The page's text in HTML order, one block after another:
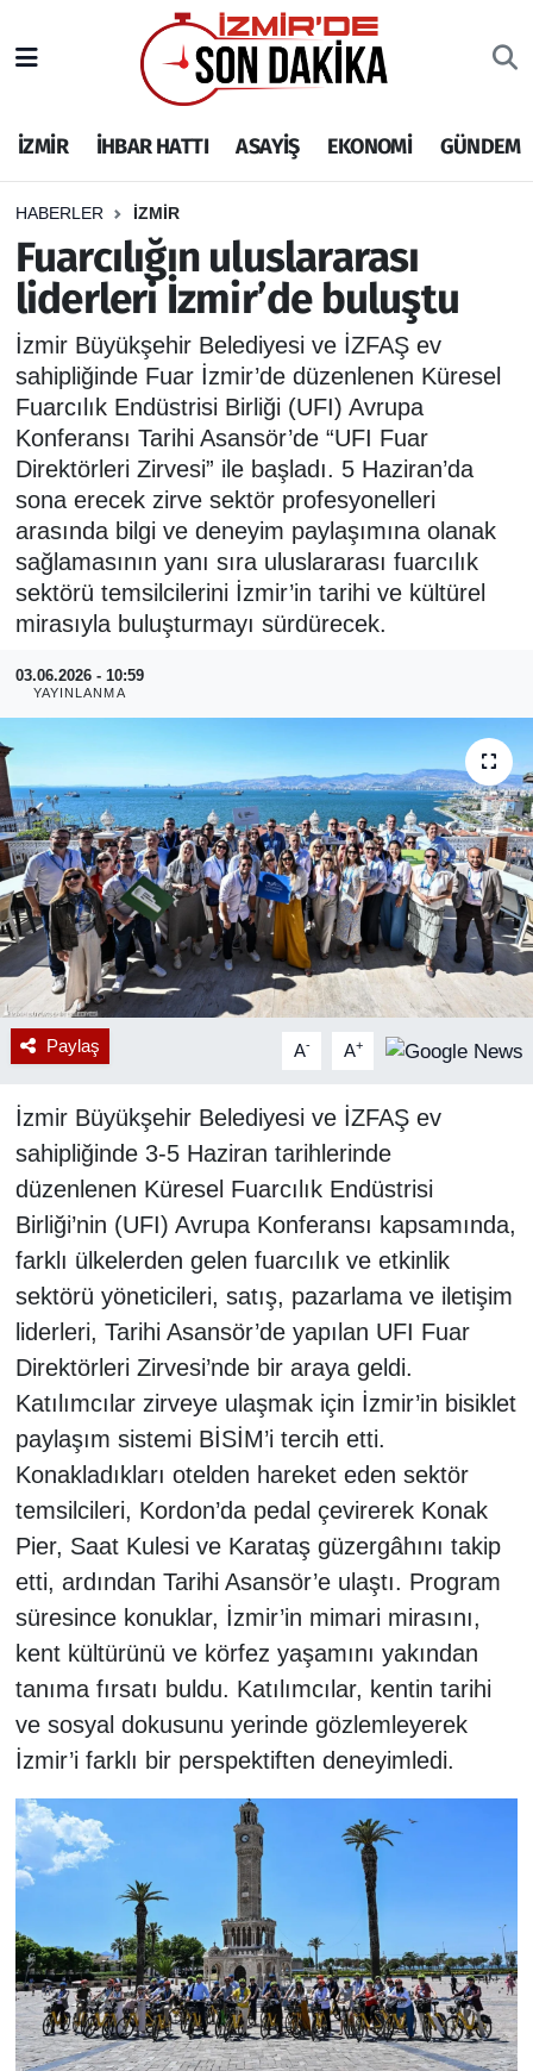
İZMİR İHBAR HATTI ASAYİŞ EKONOMİ GÜNDEM
HABERLER İZMİR
Fuarcılığın uluslararası
liderleri İzmir’de buluştu
İzmir Büyükşehir Belediyesi ve İZFAŞ ev
sahipliğinde Fuar İzmir’de düzenlenen Küresel
Fuarcılık Endüstrisi Birliği (UFI) Avrupa
Konferansı Tarihi Asansör’de “UFI Fuar
Direktörleri Zirvesi” ile başladı. 5 Haziran’da
sona erecek zirve sektör profesyonelleri
arasında bilgi ve deneyim paylaşımına olanak
sağlamasının yanı sıra uluslararası fuarcılık
sektörü temsilcilerini İzmir’in tarihi ve kültürel
mirasıyla buluşturmayı sürdürecek.
03.06.2026 - 10:59
YAYINLANMA
Paylaş A- A+
İzmir Büyükşehir Belediyesi ve İZFAŞ ev
sahipliğinde 3-5 Haziran tarihlerinde
düzenlenen Küresel Fuarcılık Endüstrisi
Birliği’nin (UFI) Avrupa Konferansı kapsamında,
farklı ülkelerden gelen fuarcılık ve etkinlik
sektörü yöneticileri, satış, pazarlama ve iletişim
liderleri, Tarihi Asansör’de yapılan UFI Fuar
Direktörleri Zirvesi’nde bir araya geldi.
Katılımcılar zirveye ulaşmak için İzmir’in bisiklet
paylaşım sistemi BİSİM’i tercih etti.
Konakladıkları otelden hareket eden sektör
temsilcileri, Kordon’da pedal çevirerek Konak
Pier, Saat Kulesi ve Karataş güzergâhını takip
etti, ardından Tarihi Asansör’e ulaştı. Program
süresince konuklar, İzmir’in mimari mirasını,
kent kültürünü ve körfez yaşamını yakından
tanıma fırsatı buldu. Katılımcılar, kentin tarihi
ve sosyal dokusunu yerinde gözlemleyerek
İzmir’i farklı bir perspektiften deneyimledi.
İHBAR HATTI
DEPREM
GENEL
EKONOMİ
SİYASET
SPOR
ASAYİŞ
RESMİ REKLAM
İzmir Nöbetçi Eczaneler
İzmir Hava Durumu
İzmir Namaz Vakitleri
İzmir Trafik Yoğunluk Haritası
Puan Durumu ve Fikstür
Tüm Manşetler
Son Dakika Haberleri
Haber Arşivi